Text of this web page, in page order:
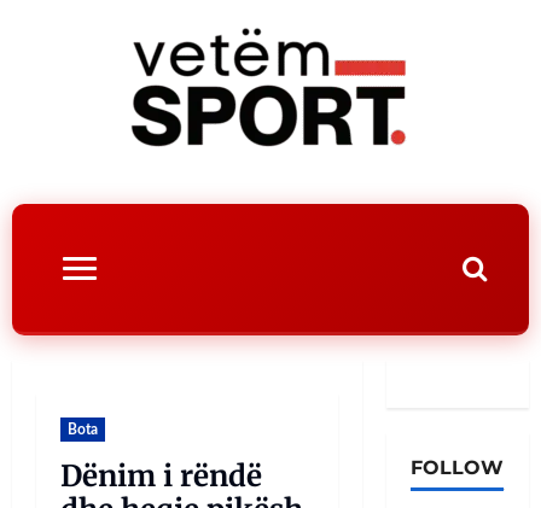
Bota
Dënim i rëndë
FOLLOW